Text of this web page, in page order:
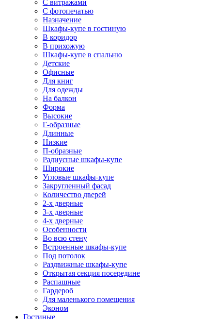
С витражами
С фотопечатью
Назначение
Шкафы-купе в гостиную
В коридор
В прихожую
Шкафы-купе в спальню
Детские
Офисные
Для книг
Для одежды
На балкон
Форма
Высокие
Г-образные
Длинные
Низкие
П-образные
Радиусные шкафы-купе
Широкие
Угловые шкафы-купе
Закругленный фасад
Количество дверей
2-х дверные
3-х дверные
4-х дверные
Особенности
Во всю стену
Встроенные шкафы-купе
Под потолок
Раздвижные шкафы-купе
Открытая секция посередине
Распашные
Гардероб
Для маленького помещения
Эконом
Гостиные